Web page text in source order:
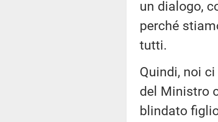
un dialogo,
perché
tutti.
Quindi, noi
del Ministro
blindato